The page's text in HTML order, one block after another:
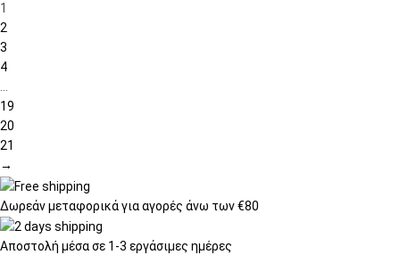
1
2
3
4
…
19
20
21
→
Δωρεάν μεταφορικάγια αγορές άνω των €80
Αποστολή μέσα σε 1-3 εργάσιμες ημέρες